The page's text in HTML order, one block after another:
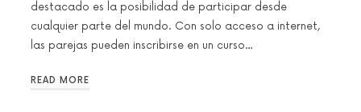
destacado es la posibilidad de participar desde
cualquier parte del mundo. Con solo acceso a internet,
las parejas pueden inscribirse en un curso…
READ MORE